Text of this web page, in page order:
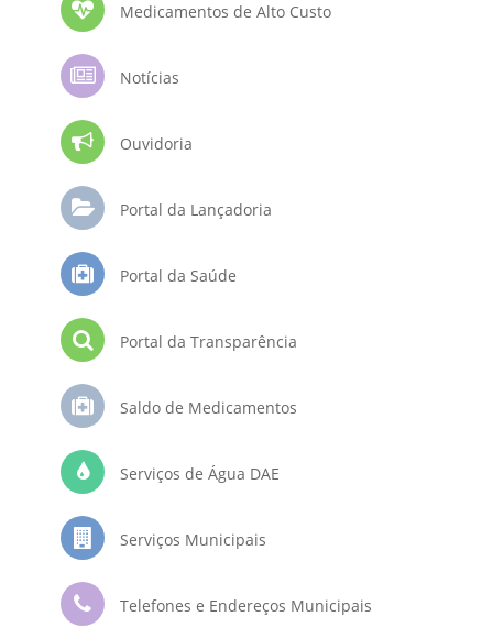
Medicamentos de Alto Custo
Notícias
Ouvidoria
Portal da Lançadoria
Portal da Saúde
Portal da Transparência
Saldo de Medicamentos
Serviços de Água DAE
Serviços Municipais
Telefones e Endereços Municipais